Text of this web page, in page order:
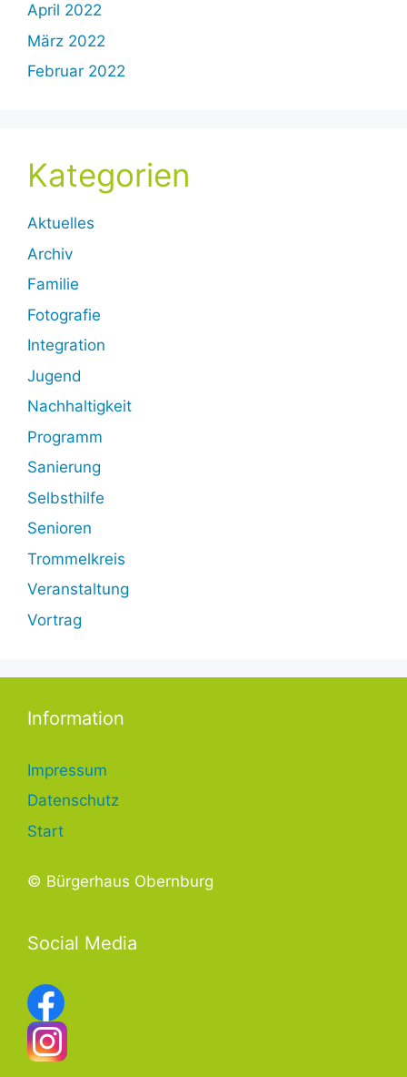
April 2022
März 2022
Februar 2022
Kategorien
Aktuelles
Archiv
Familie
Fotografie
Integration
Jugend
Nachhaltigkeit
Programm
Sanierung
Selbsthilfe
Senioren
Trommelkreis
Veranstaltung
Vortrag
Information
Impressum
Datenschutz
Start
© Bürgerhaus Obernburg
Social Media